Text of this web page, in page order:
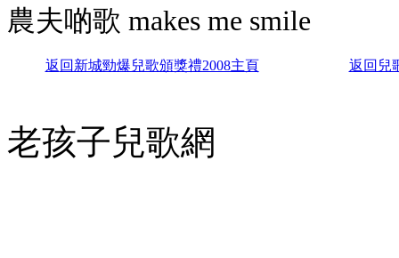
農夫啲歌 makes me smile
返 回新城勁爆兒歌頒獎禮2008主頁 返回兒
老孩子兒歌網